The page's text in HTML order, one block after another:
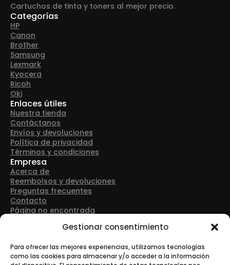
Gestionar consentimiento
Para ofrecer las mejores experiencias, utilizamos tecnologías
como las cookies para almacenar y/o acceder a la información
Cartuchos de tinta y toners al mejor precio.
Categorías
HP
Canon
Brother
Samsung
Lexmark
Kyocera
Ricoh
Oki
Enlaces útiles
Nuestra tienda
Contáctanos
Envíos y devoluciones
Política de privacidad
Términos y condiciones
Empresa
Acerca de
Reembolsos y devoluciones
Preguntas frecuentes
Contacto
Página no encontrada
Dirección: Avenida Las Retamas 50, 28922, Alcorcón